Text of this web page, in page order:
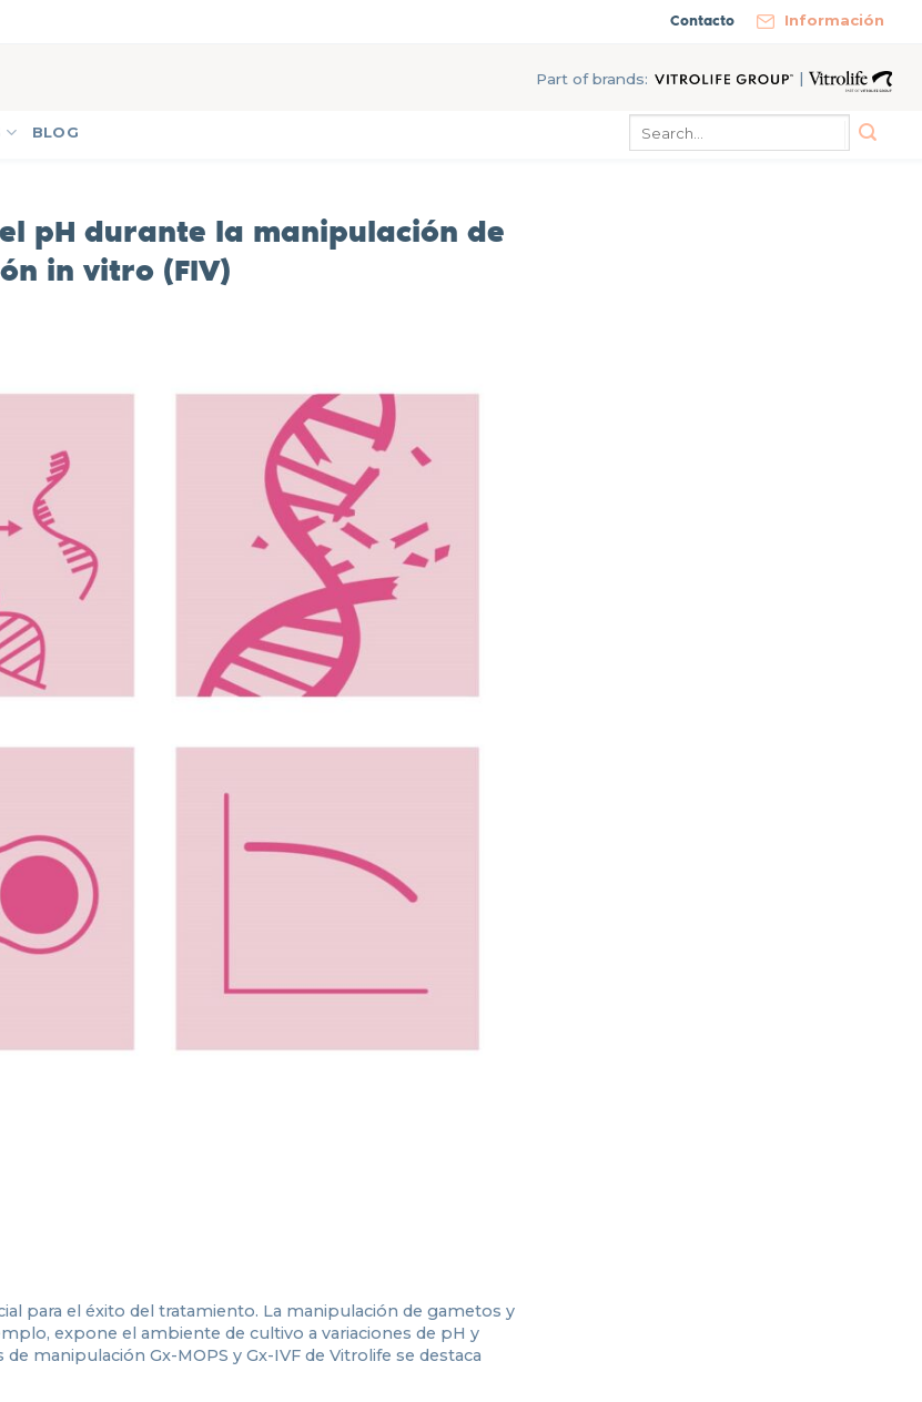
Contacto Información
Part of brands: |
BLOG
pH durante la manipulación de
in vitro (FIV)
para el éxito del tratamiento. La manipulación de gametos y
expone el ambiente de cultivo a variaciones de pH y
manipulación Gx-MOPS y Gx-IVF de Vitrolife se destaca